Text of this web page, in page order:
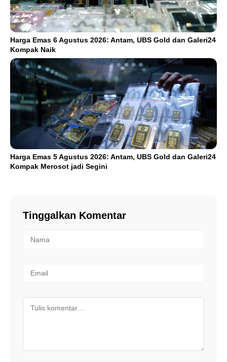
Harga Emas 6 Agustus 2026: Antam, UBS Gold dan Galeri24
Kompak Naik
Harga Emas 5 Agustus 2026: Antam, UBS Gold dan Galeri24
Kompak Merosot jadi Segini
Tinggalkan Komentar